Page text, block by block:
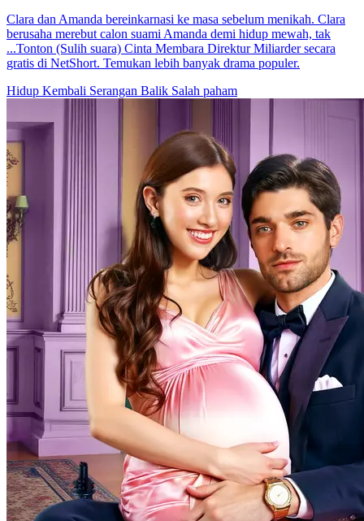
Clara dan Amanda bereinkarnasi ke masa sebelum menikah. Clara
berusaha merebut calon suami Amanda demi hidup mewah, tak
...Tonton (Sulih suara) Cinta Membara Direktur Miliarder secara
gratis di NetShort. Temukan lebih banyak drama populer.
Hidup Kembali Serangan Balik Salah paham